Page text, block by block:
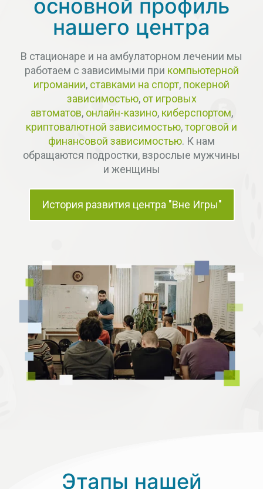
основной профиль
нашего центра
В стационаре и на амбулаторном лечении мы
работаем с зависимыми при компьютерной
игромании, ставками на спорт, покерной
зависимостью, от игровых
автоматов, онлайн-казино, киберспортом,
криптовалютной зависимостью,торговой и
финансовой зависимостью. К нам
обращаются подростки, взрослые мужчины
и женщины
История развития центра "Вне Игры"
Этапы нашей